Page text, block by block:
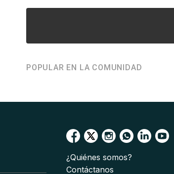
POPULAR EN LA COMUNIDAD
¿Quiénes somos?
Contáctanos